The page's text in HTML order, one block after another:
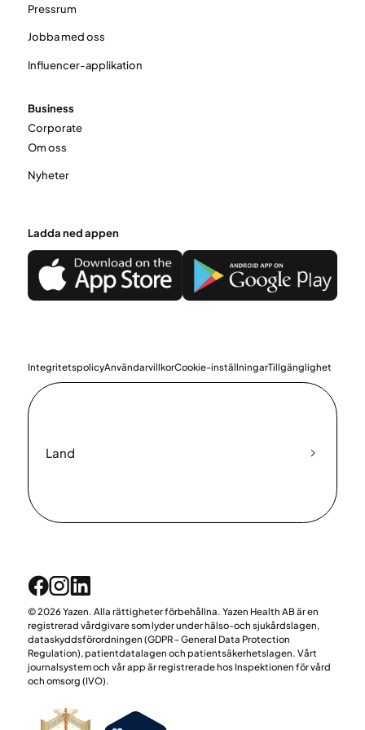
Pressrum
Jobba med oss
Influencer-applikation
Business
Corporate
Om oss
Nyheter
Ladda ned appen
IntegritetspolicyAnvändarvillkorCookie-inställningarTillgänglighet
Land
© 2026 Yazen. Alla rättigheter förbehållna. Yazen Health AB är en
registrerad vårdgivare som lyder under hälso-och sjukårdslagen,
dataskyddsförordningen (GDPR - General Data Protection
Regulation), patientdatalagen och patientsäkerhetslagen. Vårt
journalsystem och vår app är registrerade hos Inspektionen för vård
och omsorg (IVO).